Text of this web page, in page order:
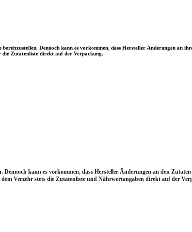
Dennoch kann es vorkommen, dass Hersteller Änderungen an
die Zutatenliste direkt auf der Verpackung.
kann es vorkommen, dass Hersteller Änderungen an den
Verzehr stets die Zutatenliste und Nährwertangaben direkt auf der